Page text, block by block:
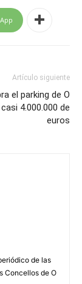
Artículo siguiente
el parking de O
4.000.000 de
euros
de las
Concellos de O